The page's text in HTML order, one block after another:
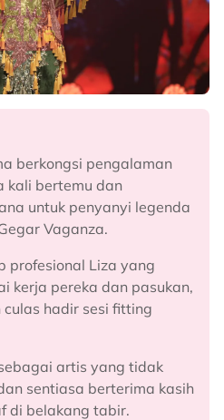
berkongsi pengalaman
kali bertemu dan
untuk penyanyi legenda
Vaganza.
profesional Liza yang
kerja pereka dan pasukan,
hadir sesi fitting
artis yang tidak
sentiasa berterima kasih
di belakang tabir.